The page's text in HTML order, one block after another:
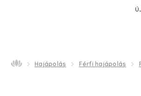
Hajápolás Férfi hajápolás